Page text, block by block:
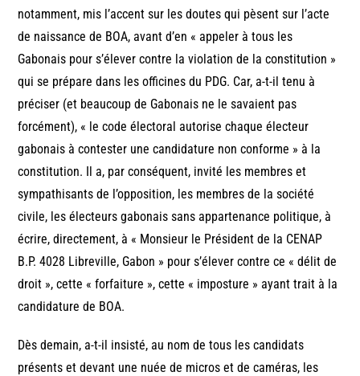
notamment, mis l’accent sur les doutes qui pèsent sur l’acte
de naissance de BOA, avant d’en « appeler à tous les
Gabonais pour s’élever contre la violation de la constitution »
qui se prépare dans les officines du PDG. Car, a-t-il tenu à
préciser (et beaucoup de Gabonais ne le savaient pas
forcément), « le code électoral autorise chaque électeur
gabonais à contester une candidature non conforme » à la
constitution. Il a, par conséquent, invité les membres et
sympathisants de l’opposition, les membres de la société
civile, les électeurs gabonais sans appartenance politique, à
écrire, directement, à « Monsieur le Président de la CENAP
B.P. 4028 Libreville, Gabon » pour s’élever contre ce « délit de
droit », cette « forfaiture », cette « imposture » ayant trait à la
candidature de BOA.
Dès demain, a-t-il insisté, au nom de tous les candidats
présents et devant une nuée de micros et de caméras, les